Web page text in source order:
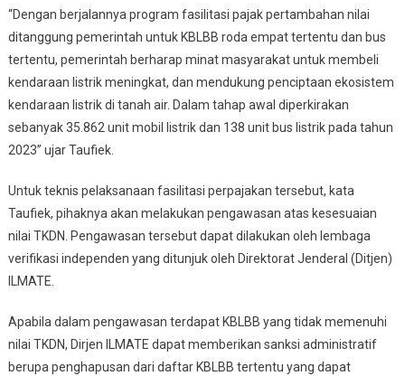
“Dengan berjalannya program fasilitasi pajak pertambahan nilai
ditanggung pemerintah untuk KBLBB roda empat tertentu dan bus
tertentu, pemerintah berharap minat masyarakat untuk membeli
kendaraan listrik meningkat, dan mendukung penciptaan ekosistem
kendaraan listrik di tanah air. Dalam tahap awal diperkirakan
sebanyak 35.862 unit mobil listrik dan 138 unit bus listrik pada tahun
2023” ujar Taufiek.
Untuk teknis pelaksanaan fasilitasi perpajakan tersebut, kata
Taufiek, pihaknya akan melakukan pengawasan atas kesesuaian
nilai TKDN. Pengawasan tersebut dapat dilakukan oleh lembaga
verifikasi independen yang ditunjuk oleh Direktorat Jenderal (Ditjen)
ILMATE.
Apabila dalam pengawasan terdapat KBLBB yang tidak memenuhi
nilai TKDN, Dirjen ILMATE dapat memberikan sanksi administratif
berupa penghapusan dari daftar KBLBB tertentu yang dapat